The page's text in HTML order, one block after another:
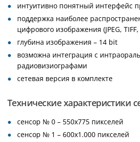
интуитивно понятный интерфейс
поддержка наиболее
цифрового изображения (JPEG, TIFF,
глубина изображения – 14 bit
возможна интеграция с
радиовизиографами
сетевая версия в комплекте
Технические характеристики
сенсор № 0 – 550х775 пикселей
сенсор № 1 – 600х1.000 пикселей